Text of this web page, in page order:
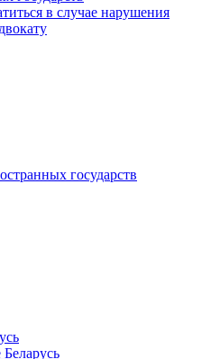
в случае нарушения
государств